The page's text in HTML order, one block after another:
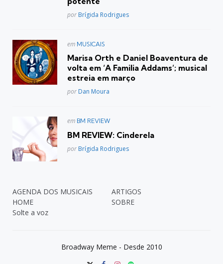
Posted
por Brígida Rodrigues
Postado
em MUSICAIS
Marisa Orth e Daniel Boaventura de
volta em ‘A Familia Addams’; musical
estreia em março
Posted
por Dan Moura
Postado
em BM REVIEW
BM REVIEW: Cinderela
Posted
por Brígida Rodrigues
AGENDA DOS MUSICAIS
ARTIGOS
HOME
SOBRE
Solte a voz
Broadway Meme - Desde 2010